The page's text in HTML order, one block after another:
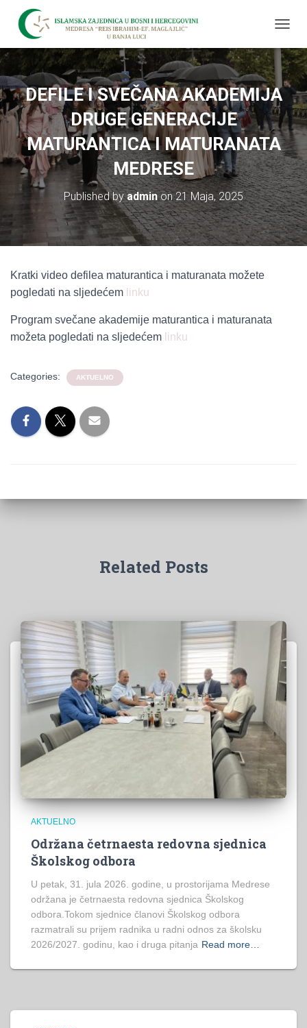
O
G
G
L
E
N
A
V
I
G
A
T
I
O
N
DEFILE I SVEČANA AKADEMIJA
DRUGE GENERACIJE
MATURANTICA I MATURANATA
MEDRESE
Published byadminon21 Maja, 2025
Kratki video defilea maturantica i maturanata možete
pogledati na sljedećem linku
Program svečane akademije maturantica i maturanata
možeta pogledati na sljedećem linku
Categories: AKTUELNO
Related Posts
AKTUELNO
Održana četrnaesta redovna sjednica
Školskog odbora
U petak, 31. jula 2026. godine, u prostorijama Medrese
održana je četrnaesta redovna sjednica Školskog
odbora.Tokom sjednice članovi Školskog odbora
razmatrali su prijem radnika u radni odnos za školsku
2026/2027. godinu, kao i druga pitanja Read more…